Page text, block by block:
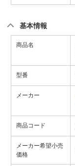
基本情報
商品名
型番
メーカー
商品コード
メーカー希望小売
価格